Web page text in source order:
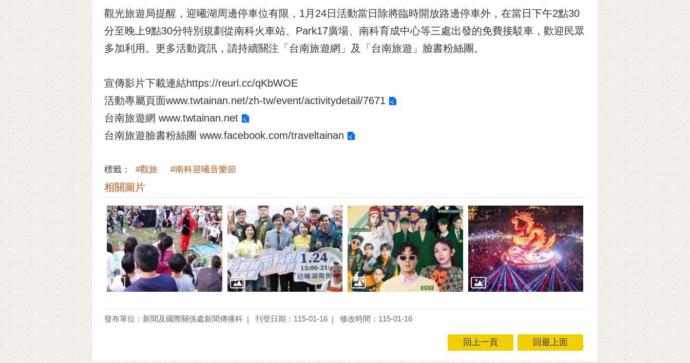
觀光旅遊局提醒，迎曦湖周邊停車位有限，1月24日活動當日除將臨時開放路邊停車外，在當日下午2點30
分至晚上9點30分特別規劃從南科火車站、Park17廣場、南科育成中心等三處出發的免費接駁車，歡迎民眾
多加利用。更多活動資訊，請持續關注「台南旅遊網」及「台南旅遊」臉書粉絲團。
宣傳影片下載連結https://reurl.cc/qKbWOE
活動專屬頁面www.twtainan.net/zh-tw/event/activitydetail/7671
台南旅遊網 www.twtainan.net
台南旅遊臉書粉絲團 www.facebook.com/traveltainan
標籤： #觀旅 #南科迎曦音樂節
相關圖片
發布單位：新聞及國際關係處新聞傳播科 刊登日期：115-01-16 修改時間：115-01-16
回上一頁 回最上面